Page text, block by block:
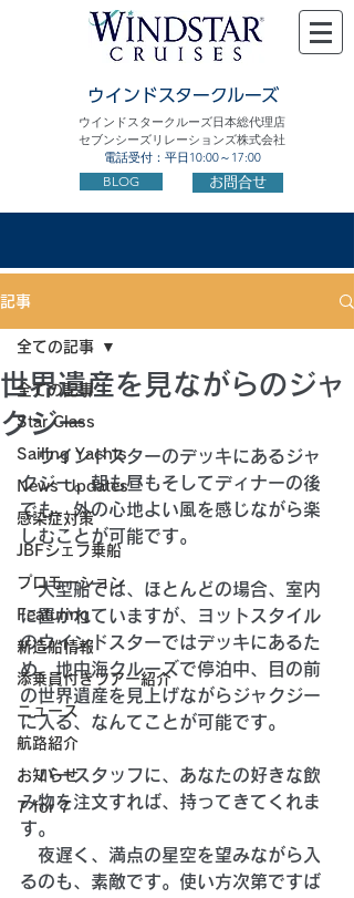
ウインドスタークルーズ
ウインドスタークルーズ日本総代理店
セブンシーズリレーションズ株式会社
電話受付：平日10:00～17:00
BLOG お問合せ
記事
全ての記事
Star Class
Sailing Yachts
News Updates
感染症対策
JBFシェフ乗船
プロモーション
Featuring
新造船情報
添乗員付きツアー紹介
ニュース
航路紹介
お知らせ
7 for 7
全ての記事
世界遺産を見ながらのジャ
クジー
ウインドスターのデッキにあるジャ
クジー。朝も昼もそしてディナーの後
でも、外の心地よい風を感じながら楽
しむことが可能です。
大型船では、ほとんどの場合、室内
に置かれていますが、ヨットスタイル
のウインドスターではデッキにあるた
め、地中海クルーズで停泊中、目の前
の世界遺産を見上げながらジャクジー
に入る、なんてことが可能です。
バースタッフに、あなたの好きな飲
み物を注文すれば、持ってきてくれま
す。
夜遅く、満点の星空を望みながら入
るのも、素敵です。使い方次第ですば